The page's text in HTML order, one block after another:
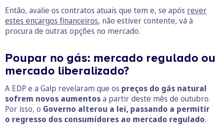
Então, avalie os contratos atuais que tem e, se após rever
estes encargos financeiros, não estiver contente, vá à
procura de outras opções no mercado.
Poupar no gás: mercado regulado ou
mercado liberalizado?
A EDP e a Galp revelaram que os preços do gás natural
sofrem novos aumentosa partir deste mês de outubro.
Por isso, o Governo alterou a lei, passando a permitir
o regresso dos consumidores ao mercado regulado.